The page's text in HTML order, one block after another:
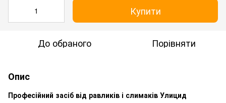
Купити
До обраного Порівняти
Опис
Професійний засіб від равликів і слимаків Улицид